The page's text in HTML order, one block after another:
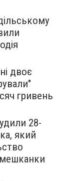
двоє
гривень
28-
який